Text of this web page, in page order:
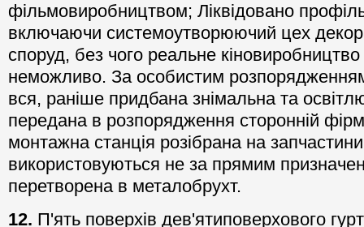
фільмовиробництвом; Ліквідовано
включаючи системоутворюючий цех
споруд, без чого реальне кіновиробництво
неможливо. За особистим
вся, раніше придбана знімальна та
передана в розпорядження сторонній
монтажна станція розібрана на
використовуються не за прямим
перетворена в металобрухт.
12. П'ять поверхів дев'ятиповерхового